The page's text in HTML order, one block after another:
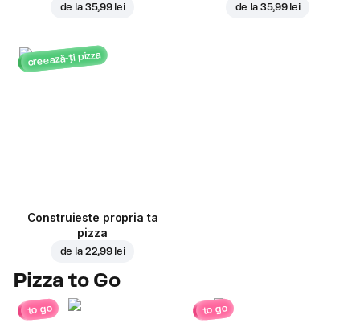
de la 35,99 lei de la 35,99 lei
creează-ți pizza
Construieste propria ta
pizza
de la 22,99 lei
Pizza to Go
to go to go